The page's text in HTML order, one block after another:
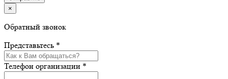
×
Обратный звонок
Представьтесь *
Телефон организации *